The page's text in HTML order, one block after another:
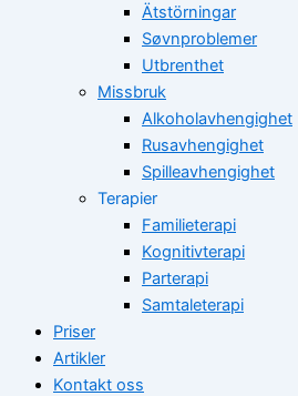
Ätstörningar
Søvnproblemer
Utbrenthet
Missbruk
Alkoholavhengighet
Rusavhengighet
Spilleavhengighet
Terapier
Familieterapi
Kognitivterapi
Parterapi
Samtaleterapi
Priser
Artikler
Kontakt oss